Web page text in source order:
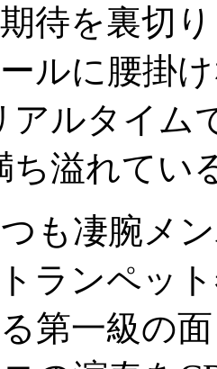
待を裏切
ルに腰掛
アルタイム
ち溢れてい
も凄腕メ
ランペッ
第一級の